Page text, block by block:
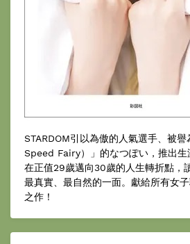
STARDOM引以為傲的人氣選手、被
Speed Fairy）」的なつぽい，推出生
在正值29歲邁向30歲的人生轉折點，
最真實、最自然的一面。獻給所有女
之作！